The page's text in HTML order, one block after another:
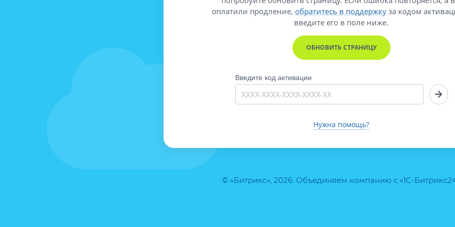
© «Битрикс», 2026. Объединяем компанию с «1С-
оплатили продление, обратитесь в поддержку за кодом
введите его в поле ниже.
ОБНОВИТЬ СТРАНИЦУ
Введите код активации
Нужна помощь?